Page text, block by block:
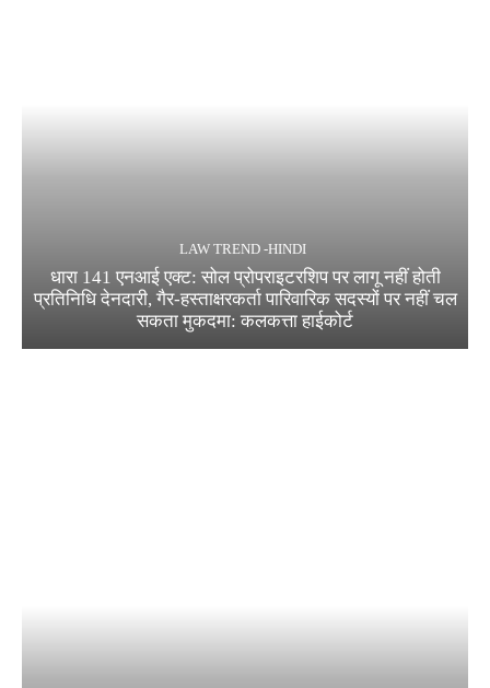
LAW TREND -HINDI
धारा 141 एनआई एक्ट: सोल प्रोपराइटरशिप पर लागू नहीं होती
प्रतिनिधि देनदारी, गैर-हस्ताक्षरकर्ता पारिवारिक सदस्यों पर नहीं चल
सकता मुकदमा: कलकत्ता हाईकोर्ट